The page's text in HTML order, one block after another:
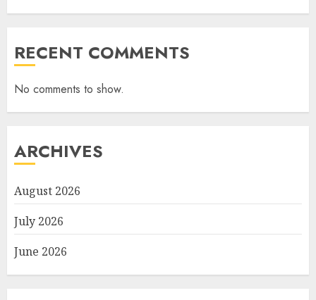
RECENT COMMENTS
No comments to show.
ARCHIVES
August 2026
July 2026
June 2026